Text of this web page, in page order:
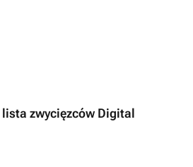
lista zwycięzców Digital